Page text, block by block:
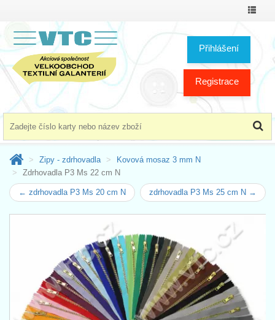
Přihlášení
Registrace
Zipy - zdrhovadla
Kovová mosaz 3 mm N
Zdrhovadla P3 Ms 22 cm N
← zdrhovadla P3 Ms 20 cm N zdrhovadla P3 Ms 25 cm N →